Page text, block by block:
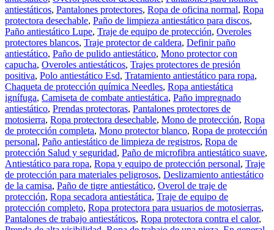
antiestáticos, Pantalones protectores, Ropa de oficina normal, Ropa
protectora desechable, Paño de limpieza antiestático para discos,
Paño antiestático Lupe, Traje de equipo de protección, Overoles
protectores blancos, Traje protector de caldera, Definir paño
antiestático, Paño de pulido antiestático, Mono protector con
capucha, Overoles antiestáticos, Trajes protectores de presión
positiva, Polo antiestático Esd, Tratamiento antiestático para ropa,
Chaqueta de protección química Needles, Ropa antiestática
ignífuga, Camiseta de combate antiestática, Paño impregnado
antiestático, Prendas protectoras, Pantalones protectores de
motosierra, Ropa protectora desechable, Mono de protección, Ropa
de protección completa, Mono protector blanco, Ropa de protección
personal, Paño antiestático de limpieza de registros, Ropa de
protección Salud y seguridad, Paño de microfibra antiestático suave,
Antiestático para ropa, Ropa y equipo de protección personal, Traje
de protección para materiales peligrosos, Deslizamiento antiestático
de la camisa, Paño de tigre antiestático, Overol de traje de
protección, Ropa secadora antiestática, Traje de equipo de
protección completo, Ropa protectora para usuarios de motosierras,
Pantalones de trabajo antiestáticos, Ropa protectora contra el calor,